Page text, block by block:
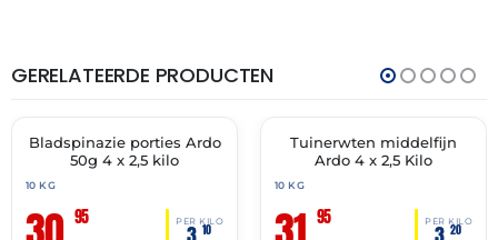
GERELATEERDE PRODUCTEN
✓ VAST ASSORTIMENT
THT:
16-
Bladspinazie porties Ardo
50g 4 x 2,5 kilo
10 KG
95 PER KILO
10
✓ VAST ASSORTIMENT
Tuinerwten middelfijn
Ardo 4 x 2,5 Kilo
10 KG
95 PER KILO
20